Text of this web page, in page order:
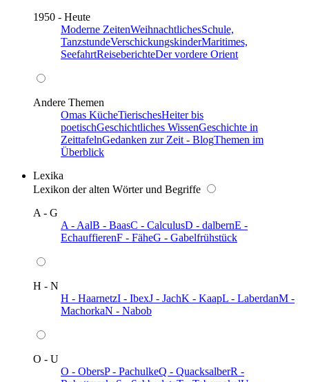
1950 - Heute
Moderne ZeitenWeihnachtlichesSchule,
TanzstundeVerschickungskinderMaritimes,
SeefahrtReiseberichteDer vordere Orient
Andere Themen
Omas KücheTierischesHeiter bis
poetischGeschichtliches WissenGeschichte in
ZeittafelnGedanken zur Zeit - BlogThemen im
Überblick
Lexika
Lexikon der alten Wörter und Begriffe
A - G
A - AalB - BaasC - CalculusD - dalbernE -
EchauffierenF - FäheG - Gabelfrühstück
H - N
H - HaarnetzI - IbexJ - JachK - KaapL - LaberdanM -
MachorkaN - Nabob
O - U
O - ObersP - PachulkeQ - QuacksalberR -